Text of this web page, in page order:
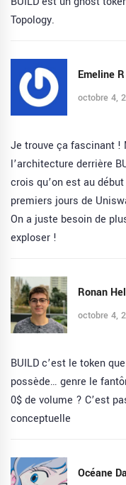
Topology.
Emeline R
octobre 4,
Je trouve ça fascinant !
l’architecture derrière
crois qu’on est au
premiers jours de
On a juste besoin de
exploser !
Ronan
octobre 4,
BUILD c’est le token
possède… genre le
0$ de volume ? C’est
conceptuelle
Océane